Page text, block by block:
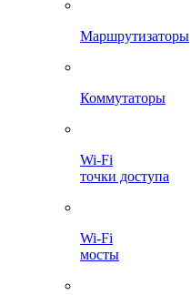
Маршрутизаторы
Коммутаторы
Wi-Fi
точки доступа
Wi-Fi
мосты